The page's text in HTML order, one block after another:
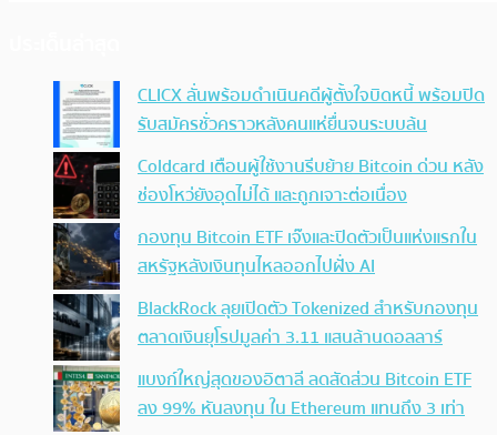
CLICX ลั่นพร้อมดำเนินคดีผู้ตั้งใจบิดหนี้ พร้อมปิด
รับสมัครชั่วคราวหลังคนแห่ยื่นจนระบบล้น
Coldcard เตือนผู้ใช้งานรีบย้าย Bitcoin ด่วน หลัง
ช่องโหว่ยังอุดไม่ได้ และถูกเจาะต่อเนื่อง
กองทุน Bitcoin ETF เจ๊งและปิดตัวเป็นแห่งแรกใน
สหรัฐหลังเงินทุนไหลออกไปฝั่ง AI
BlackRock ลุยเปิดตัว Tokenized สำหรับกองทุน
ตลาดเงินยุโรปมูลค่า 3.11 แสนล้านดอลลาร์
แบงก์ใหญ่สุดของอิตาลี ลดสัดส่วน Bitcoin ETF
ลง 99% หันลงทุน ใน Ethereum แทนถึง 3 เท่า